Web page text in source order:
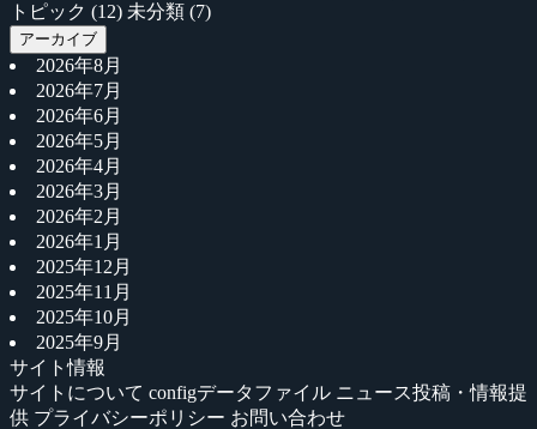
トピック (12) 未分類 (7)
アーカイブ
2026年8月
2026年7月
2026年6月
2026年5月
2026年4月
2026年3月
2026年2月
2026年1月
2025年12月
2025年11月
2025年10月
2025年9月
サイト情報
サイトについて configデータファイル ニュース投稿・情報提
供 プライバシーポリシー お問い合わせ